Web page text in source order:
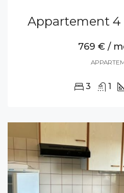
Appartement 4
769 € /
3 1